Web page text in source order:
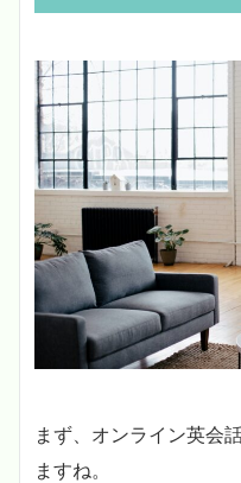
まず、オンライン英会
ますね。